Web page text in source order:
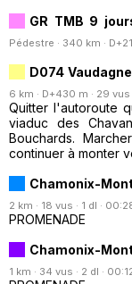
GR TMB 9
Pédestre · 340 km ·
D074
6 km · D+430 m · 29 vus
Quitter l'autoroute
viaduc des
Bouchards.
continuer à monter
Chamonix-
2 km · 18 vus · 1 dl ·
PROMENADE
Chamonix-
1 km · 34 vus · 2 dl ·